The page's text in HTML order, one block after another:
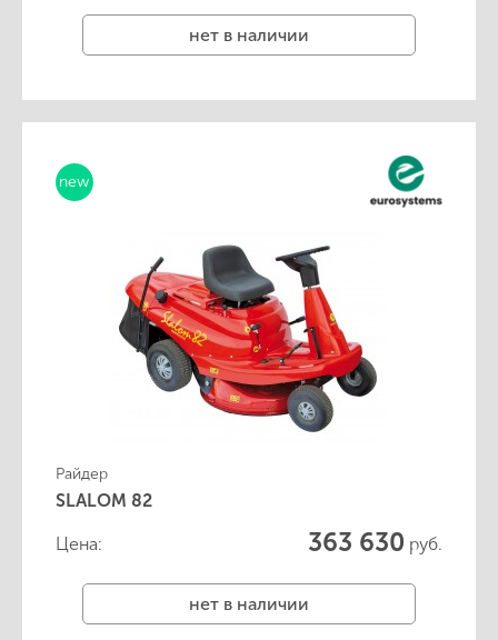
нет в наличии
new
Райдер
SLALOM 82
Цена: 363 630 руб.
нет в наличии